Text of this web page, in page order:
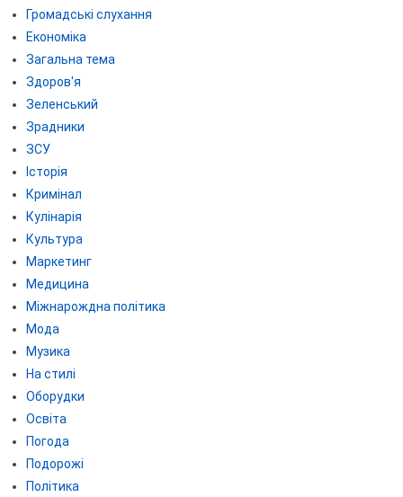
Громадські слухання
Економіка
Загальна тема
Здоров'я
Зеленський
Зрадники
ЗСУ
Історія
Кримінал
Кулінарія
Культура
Маркетинг
Медицина
Міжнарождна політика
Мода
Музика
На стилі
Оборудки
Освіта
Погода
Подорожі
Політика